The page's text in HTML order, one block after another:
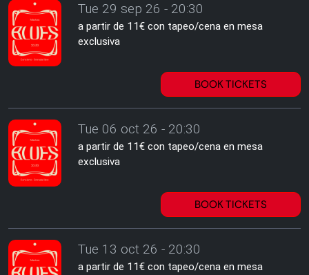
Tue 29 sep 26 - 20:30
a partir de 11€ con tapeo/cena en mesa
exclusiva
BOOK TICKETS
Tue 06 oct 26 - 20:30
a partir de 11€ con tapeo/cena en mesa
exclusiva
BOOK TICKETS
Tue 13 oct 26 - 20:30
a partir de 11€ con tapeo/cena en mesa